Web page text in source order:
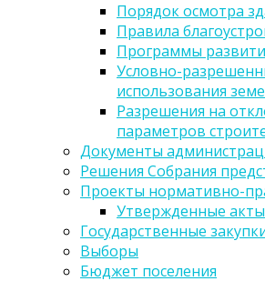
Порядок осмотра
Правила
Программы
Условно-
использования
Разрешения на
параметров
Документы
Решения Собрания
Проекты нормативно-
Утвержденные акты
Государственные
Выборы
Бюджет поселения